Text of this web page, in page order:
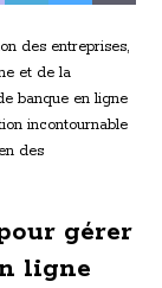
des entreprises,
et de la
banque en ligne
incontournable
des
gérer
ligne